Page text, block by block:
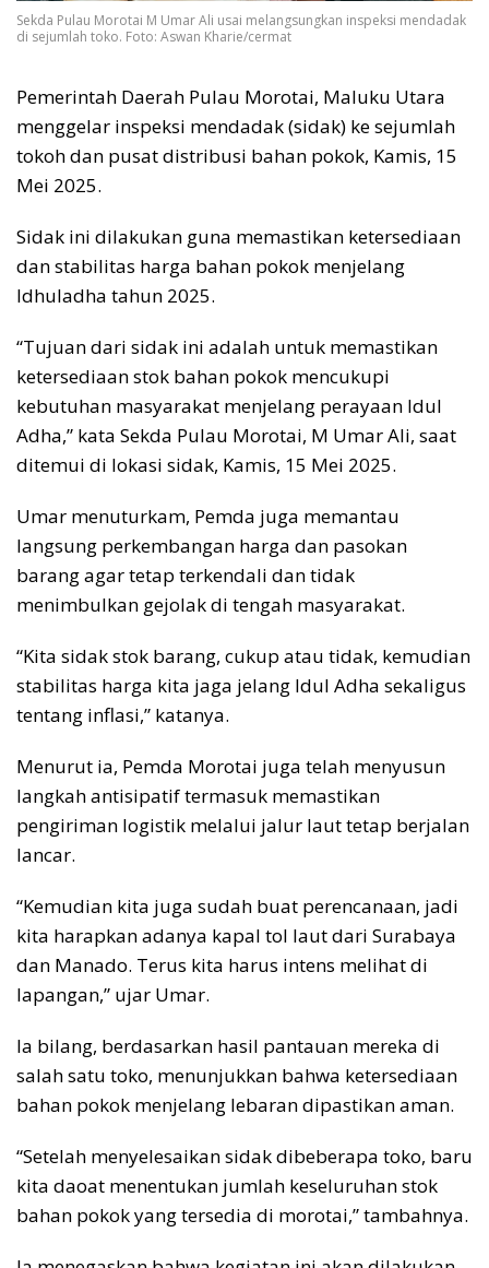
Sekda Pulau Morotai M Umar Ali usai melangsungkan inspeksi mendadak
di sejumlah toko. Foto: Aswan Kharie/cermat
Pemerintah Daerah Pulau Morotai, Maluku Utara
menggelar inspeksi mendadak (sidak) ke sejumlah
tokoh dan pusat distribusi bahan pokok, Kamis, 15
Mei 2025.
Sidak ini dilakukan guna memastikan ketersediaan
dan stabilitas harga bahan pokok menjelang
Idhuladha tahun 2025.
“Tujuan dari sidak ini adalah untuk memastikan
ketersediaan stok bahan pokok mencukupi
kebutuhan masyarakat menjelang perayaan Idul
Adha,” kata Sekda Pulau Morotai, M Umar Ali, saat
ditemui di lokasi sidak, Kamis, 15 Mei 2025.
Umar menuturkam, Pemda juga memantau
langsung perkembangan harga dan pasokan
barang agar tetap terkendali dan tidak
menimbulkan gejolak di tengah masyarakat.
“Kita sidak stok barang, cukup atau tidak, kemudian
stabilitas harga kita jaga jelang Idul Adha sekaligus
tentang inflasi,” katanya.
Menurut ia, Pemda Morotai juga telah menyusun
langkah antisipatif termasuk memastikan
pengiriman logistik melalui jalur laut tetap berjalan
lancar.
“Kemudian kita juga sudah buat perencanaan, jadi
kita harapkan adanya kapal tol laut dari Surabaya
dan Manado. Terus kita harus intens melihat di
lapangan,” ujar Umar.
Ia bilang, berdasarkan hasil pantauan mereka di
salah satu toko, menunjukkan bahwa ketersediaan
bahan pokok menjelang lebaran dipastikan aman.
“Setelah menyelesaikan sidak dibeberapa toko, baru
kita daoat menentukan jumlah keseluruhan stok
bahan pokok yang tersedia di morotai,” tambahnya.